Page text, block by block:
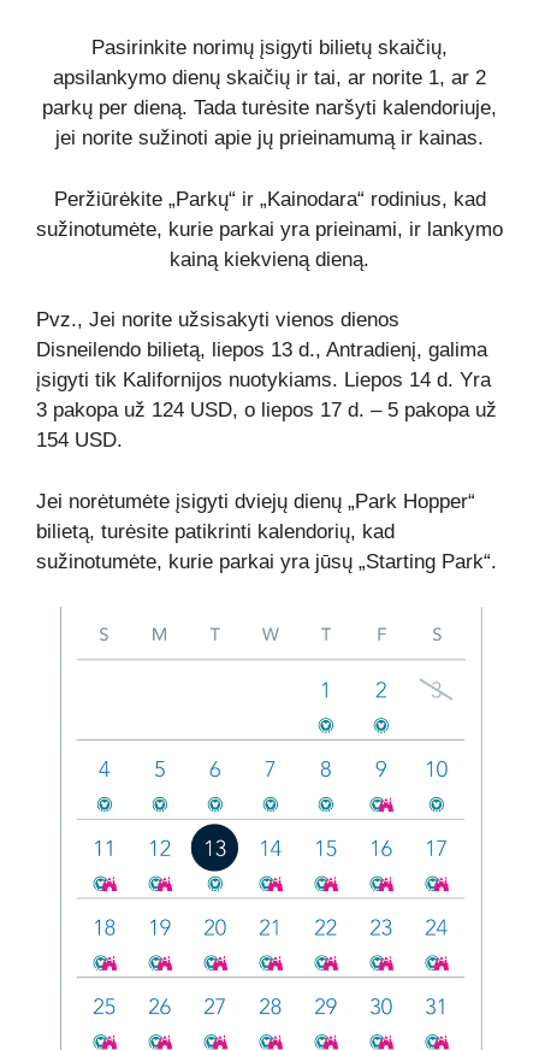
Pasirinkite norimų įsigyti bilietų skaičių,
apsilankymo dienų skaičių ir tai, ar norite 1, ar 2
parkų per dieną. Tada turėsite naršyti kalendoriuje,
jei norite sužinoti apie jų prieinamumą ir kainas.
Peržiūrėkite „Parkų“ ir „Kainodara“ rodinius, kad
sužinotumėte, kurie parkai yra prieinami, ir lankymo
kainą kiekvieną dieną.
Pvz., Jei norite užsisakyti vienos dienos
Disneilendo bilietą, liepos 13 d., Antradienį, galima
įsigyti tik Kalifornijos nuotykiams. Liepos 14 d. Yra
3 pakopa už 124 USD, o liepos 17 d. – 5 pakopa už
154 USD.
Jei norėtumėte įsigyti dviejų dienų „Park Hopper“
bilietą, turėsite patikrinti kalendorių, kad
sužinotumėte, kurie parkai yra jūsų „Starting Park“.